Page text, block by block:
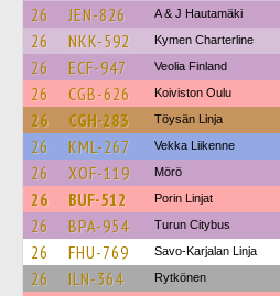
26 JEN-826 A & J Hautamäki
26 NKK-592 Kymen Charterline
26 ECF-947 Veolia Finland
26 CGB-626 Koiviston Oulu
26 CGH-283 Töysän Linja
26 KML-267 Vekka Liikenne
26 XOF-119 Mörö
26 BUF-512 Porin Linjat
26 BPA-954 Turun Citybus
26 FHU-769 Savo-Karjalan Linja
26 ILN-364 Rytkönen